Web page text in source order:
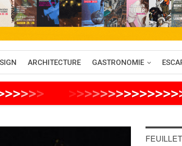
ARCHITECTURE GASTRONOMIE
>>>>>> >>>>>>> >>>>>>